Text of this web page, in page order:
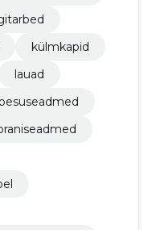
külmkapid
lauad